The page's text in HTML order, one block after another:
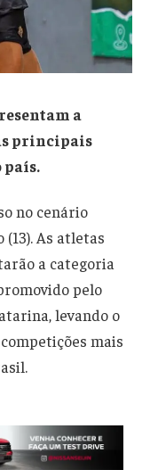
a
principais
país.
no cenário
As atletas
a categoria
pelo
levando o
mais